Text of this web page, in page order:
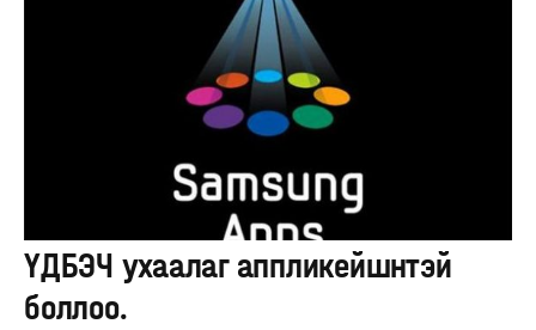
ҮДБЭЧ ухаалаг аппликейшнтэй
боллоо.